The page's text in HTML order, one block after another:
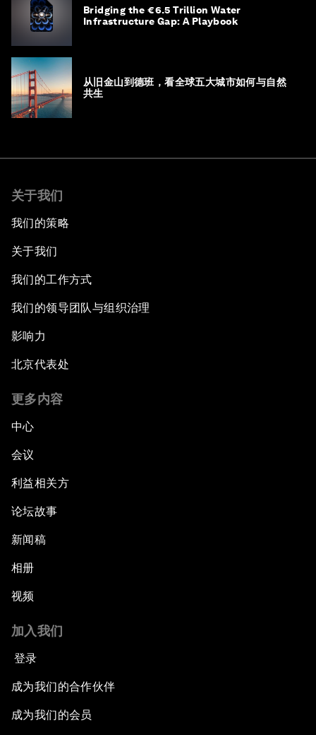
Bridging the €6.5 Trillion Water
Infrastructure Gap: A Playbook
从旧金山到德班，看全球五大城市如何与自然
共生
关于我们
我们的策略
关于我们
我们的工作方式
我们的领导团队与组织治理
影响力
北京代表处
更多内容
中心
会议
利益相关方
论坛故事
新闻稿
相册
视频
加入我们
登录
成为我们的合作伙伴
成为我们的会员